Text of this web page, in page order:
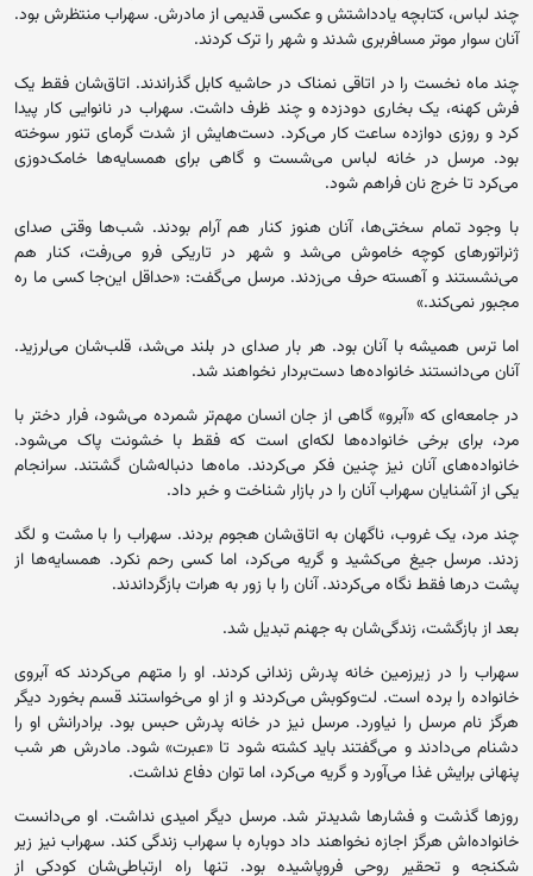
چند لباس، کتابچه یادداشتش و عکسی قدیمی از مادرش. سهراب منتظرش بود.
آنان سوار موتر مسافربری شدند و شهر را ترک کردند.
چند ماه نخست را در اتاقی نمناک در حاشیه کابل گذراندند. اتاق‌شان فقط یک
فرش کهنه، یک بخاری دودزده و چند ظرف داشت. سهراب در نانوایی کار پیدا
کرد و روزی دوازده ساعت کار می‌کرد. دست‌هایش از شدت گرمای تنور سوخته
بود. مرسل در خانه لباس می‌شست و گاهی برای همسایه‌ها خامک‌دوزی
می‌کرد تا خرج نان فراهم شود.
با وجود تمام سختی‌ها، آنان هنوز کنار هم آرام بودند. شب‌ها وقتی صدای
ژنراتورهای کوچه خاموش می‌شد و شهر در تاریکی فرو می‌رفت، کنار هم
می‌نشستند و آهسته حرف می‌زدند. مرسل می‌گفت: «حداقل این‌جا کسی ما ره
مجبور نمی‌کند.»
اما ترس همیشه با آنان بود. هر بار صدای در بلند می‌شد، قلب‌شان می‌لرزید.
آنان می‌دانستند خانواده‌ها دست‌بردار نخواهند شد.
در جامعه‌ای که «آبرو» گاهی از جان انسان مهم‌تر شمرده می‌شود، فرار دختر با
مرد، برای برخی خانواده‌ها لکه‌ای است که فقط با خشونت پاک می‌شود.
خانواده‌های آنان نیز چنین فکر می‌کردند. ماه‌ها دنباله‌شان گشتند. سرانجام
یکی از آشنایان سهراب آنان را در بازار شناخت و خبر داد.
چند مرد، یک غروب، ناگهان به اتاق‌شان هجوم بردند. سهراب را با مشت و لگد
زدند. مرسل جیغ می‌کشید و گریه می‌کرد، اما کسی رحم نکرد. همسایه‌ها از
پشت درها فقط نگاه می‌کردند. آنان را با زور به هرات بازگرداندند.
بعد از بازگشت، زندگی‌شان به جهنم تبدیل شد.
سهراب را در زیرزمین خانه پدرش زندانی کردند. او را متهم می‌کردند که آبروی
خانواده را برده است. لت‌وکوبش می‌کردند و از او می‌خواستند قسم بخورد دیگر
هرگز نام مرسل را نیاورد. مرسل نیز در خانه پدرش حبس بود. برادرانش او را
دشنام می‌دادند و می‌گفتند باید کشته شود تا «عبرت» شود. مادرش هر شب
پنهانی برایش غذا می‌آورد و گریه می‌کرد، اما توان دفاع نداشت.
روزها گذشت و فشارها شدیدتر شد. مرسل دیگر امیدی نداشت. او می‌دانست
خانواده‌اش هرگز اجازه نخواهند داد دوباره با سهراب زندگی کند. سهراب نیز زیر
شکنجه و تحقیر روحی فروپاشیده بود. تنها راه ارتباطی‌شان کودکی از